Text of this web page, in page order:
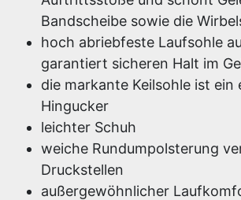
Bandscheibe sowie die
hoch abriebfeste Laufsohle
garantiert sicheren Halt im
die markante Keilsohle ist ein
Hingucker
leichter Schuh
weiche Rundumpolsterung
Druckstellen
außergewöhnlicher